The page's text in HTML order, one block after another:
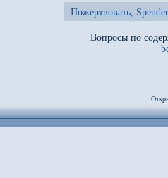
Пожертвовать,
Вопросы по